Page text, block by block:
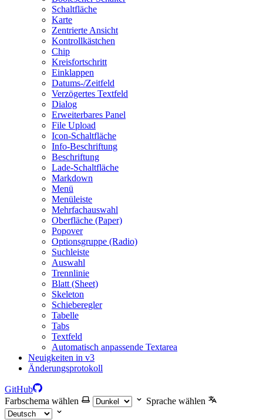
Schaltfläche
Karte
Zentrierte Ansicht
Kontrollkästchen
Chip
Kreisfortschritt
Einklappen
Datums-/Zeitfeld
Verzögertes Textfeld
Dialog
Erweiterbares Panel
File Upload
Icon-Schaltfläche
Info-Beschriftung
Beschriftung
Lade-Schaltfläche
Markdown
Menü
Menüleiste
Mehrfachauswahl
Oberfläche (Paper)
Popover
Optionsgruppe (Radio)
Suchleiste
Auswahl
Trennlinie
Blatt (Sheet)
Skeleton
Schieberegler
Tabelle
Tabs
Textfeld
Automatisch anpassende Textarea
Neuigkeiten in v3
Änderungsprotokoll
GitHub
Farbschema wählen
Sprache wählen